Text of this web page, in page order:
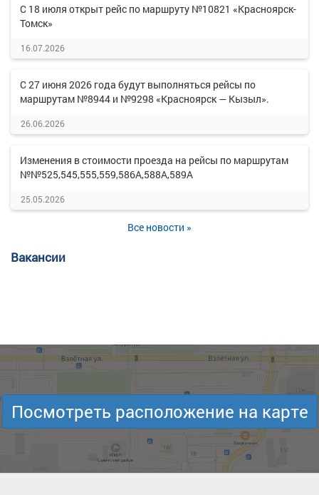
С 18 июля открыт рейс по маршруту №10821 «Красноярск-
Томск»
16.07.2026
С 27 июня 2026 года будут выполняться рейсы по
маршрутам №8944 и №9298 «Красноярск — Кызыл».
26.06.2026
Изменения в стоимости проезда на рейсы по маршрутам
№№525,545,555,559,586А,588А,589А
25.05.2026
Все новости »
Вакансии
Посмотреть расположение на карте